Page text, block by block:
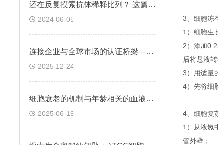
还在反复摸索抗体稀释比列？ 这篇IHC秘籍快来收好！
2024-06-05
连接企业与全球市场的认证桥梁——ATCC细胞
2025-12-24
细胞衰老的机制与年龄相关的血液凝固有关
2025-06-19
3、细胞冻
1）细胞生
2）添加
后将悬液
3）用适量
4）先将细
4、细胞复
1）从液氮
管外壁；